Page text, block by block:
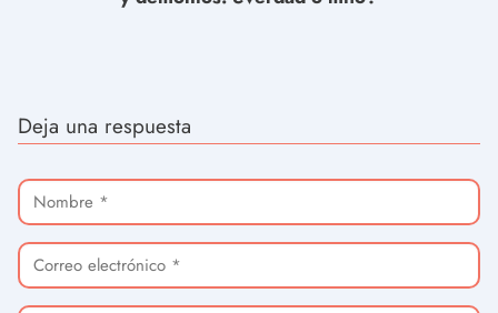
Deja una respuesta